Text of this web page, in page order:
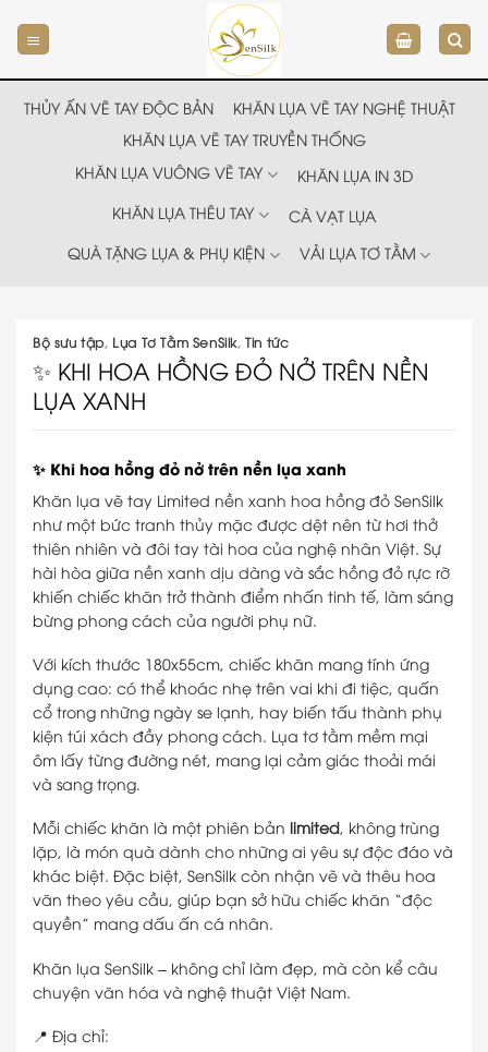
đến
nội
dung
THỦY ẤN VẼ TAY ĐỘC BẢN
KHĂN LỤA VẼ TAY NGHỆ THUẬT
KHĂN LỤA VẼ TAY TRUYỀN THỐNG
KHĂN LỤA VUÔNG VẼ TAY
KHĂN LỤA IN 3D
KHĂN LỤA THÊU TAY
CÀ VẠT LỤA
QUÀ TẶNG LỤA & PHỤ KIỆN
VẢI LỤA TƠ TẰM
Bộ sưu tập, Lụa Tơ Tằm SenSilk,Tin tức
✨ KHI HOA HỒNG ĐỎ NỞ TRÊN NỀN
LỤA XANH
✨ Khi hoa hồng đỏ nở trên nền lụa xanh
Khăn lụa vẽ tay Limited nền xanh hoa hồng đỏ SenSilk
như một bức tranh thủy mặc được dệt nên từ hơi thở
thiên nhiên và đôi tay tài hoa của nghệ nhân Việt. Sự
hài hòa giữa nền xanh dịu dàng và sắc hồng đỏ rực rỡ
khiến chiếc khăn trở thành điểm nhấn tinh tế, làm sáng
bừng phong cách của người phụ nữ.
Với kích thước 180x55cm, chiếc khăn mang tính ứng
dụng cao: có thể khoác nhẹ trên vai khi đi tiệc, quấn
cổ trong những ngày se lạnh, hay biến tấu thành phụ
kiện túi xách đầy phong cách. Lụa tơ tằm mềm mại
ôm lấy từng đường nét, mang lại cảm giác thoải mái
và sang trọng.
Mỗi chiếc khăn là một phiên bản limited, không trùng
lặp, là món quà dành cho những ai yêu sự độc đáo và
khác biệt. Đặc biệt, SenSilk còn nhận vẽ và thêu hoa
văn theo yêu cầu, giúp bạn sở hữu chiếc khăn “độc
quyền” mang dấu ấn cá nhân.
Khăn lụa SenSilk – không chỉ làm đẹp, mà còn kể câu
chuyện văn hóa và nghệ thuật Việt Nam.
📍 Địa chỉ: